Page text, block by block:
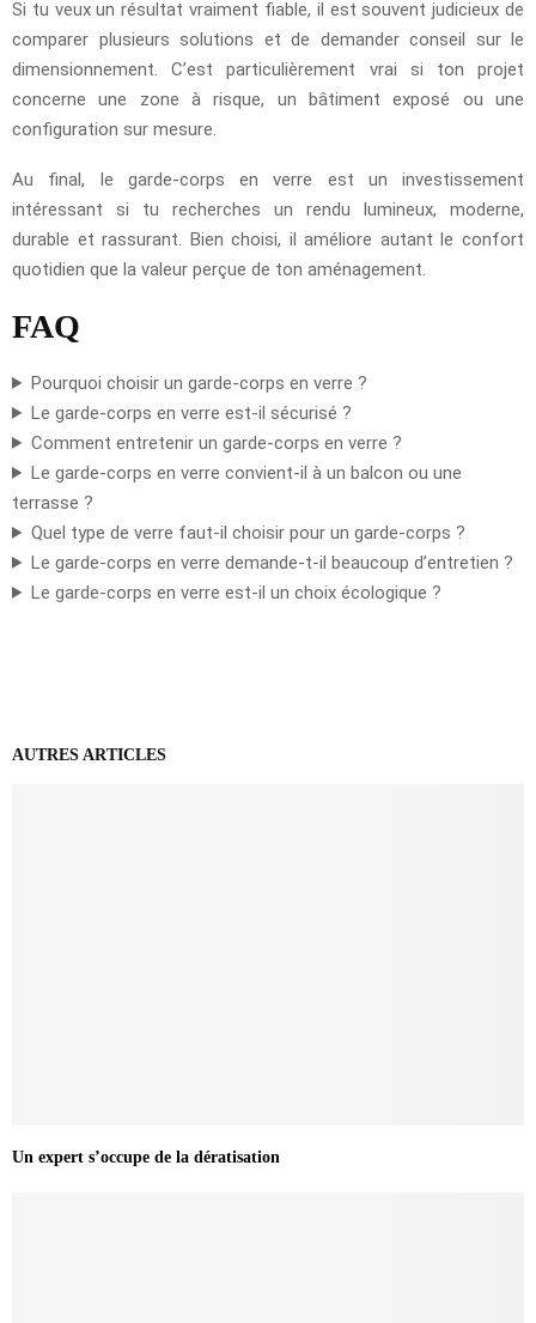
Si tu veux un résultat vraiment fiable, il est souvent judicieux de
comparer plusieurs solutions et de demander conseil sur le
dimensionnement. C’est particulièrement vrai si ton projet
concerne une zone à risque, un bâtiment exposé ou une
configuration sur mesure.
Au final, le garde-corps en verre est un investissement
intéressant si tu recherches un rendu lumineux, moderne,
durable et rassurant. Bien choisi, il améliore autant le confort
quotidien que la valeur perçue de ton aménagement.
FAQ
Pourquoi choisir un garde-corps en verre ?
Le garde-corps en verre est-il sécurisé ?
Comment entretenir un garde-corps en verre ?
Le garde-corps en verre convient-il à un balcon ou une
terrasse ?
Quel type de verre faut-il choisir pour un garde-corps ?
Le garde-corps en verre demande-t-il beaucoup d’entretien ?
Le garde-corps en verre est-il un choix écologique ?
AUTRES ARTICLES
Un expert s’occupe de la dératisation